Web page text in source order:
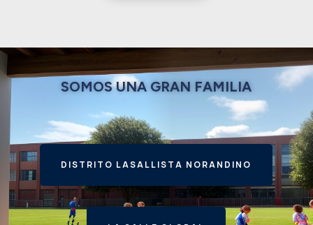
SOMOS UNA GRAN FAMILIA
DISTRITO LASALLISTA NORANDINO